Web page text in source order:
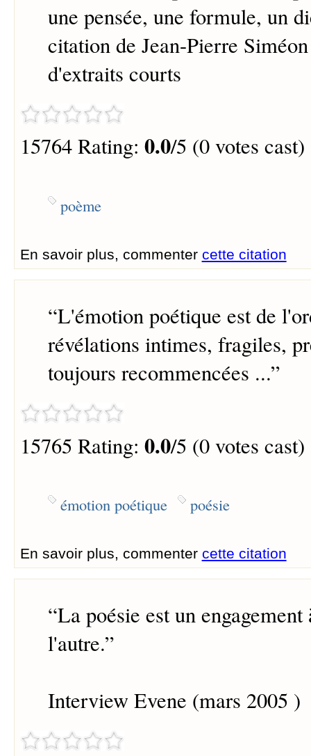
une pensée, une formule, un
citation de Jean-Pierre
d'extraits courts
15764 Rating: 0.0/5 (0 votes cast)
poème
En savoir plus, commenter cette citation
“L'émotion poétique est de
révélations intimes, fragiles,
toujours recommencées ...”
15765 Rating: 0.0/5 (0 votes cast)
émotion poétique poésie
En savoir plus, commenter cette citation
“La poésie est un
l'autre.”
Interview Evene (mars 2005 )